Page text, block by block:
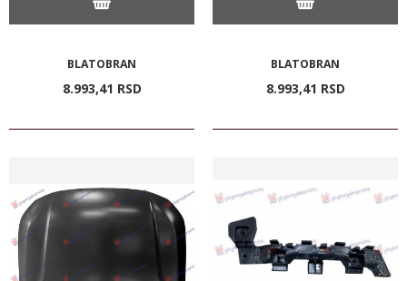
BLATOBRAN
8.993,41 RSD
BLATOBRAN
8.993,41 RSD